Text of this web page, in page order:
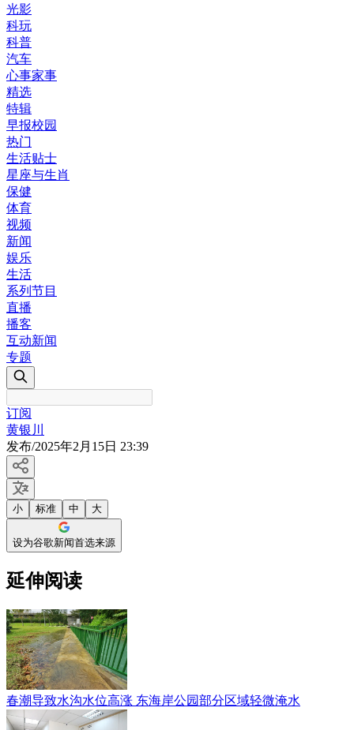
光影
科玩
科普
汽车
心事家事
精选
特辑
早报校园
热门
生活贴士
星座与生肖
保健
体育
视频
新闻
娱乐
生活
系列节目
直播
播客
互动新闻
专题
订阅
黄银川
发布/2025年2月15日 23:39
小 标准 中 大
设为谷歌新闻首选来源
延伸阅读
春潮导致水沟水位高涨 东海岸公园部分区域轻微淹水